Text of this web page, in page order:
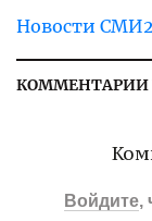
Новости СМИ2
КОММЕНТАРИИ
Войдите,